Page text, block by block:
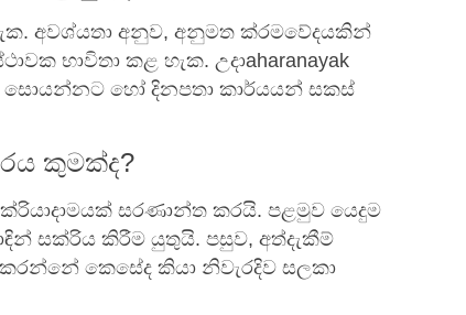
අවශ්යතා අනුව, අනුමත ක්රමවේදයකින්
භාවිතා කළ හැක. උදාaharanayak
සොයන්නට හෝ දිනපතා කාර්යයන් සකස්
කුමක්ද?
සරණාන්ත කරයි. පළමුව යෙදුම
සක්රිය කිරීම යුතුයි. පසුව, අත්දැකීම්
කෙසේද කියා නිවැරදිව සලකා